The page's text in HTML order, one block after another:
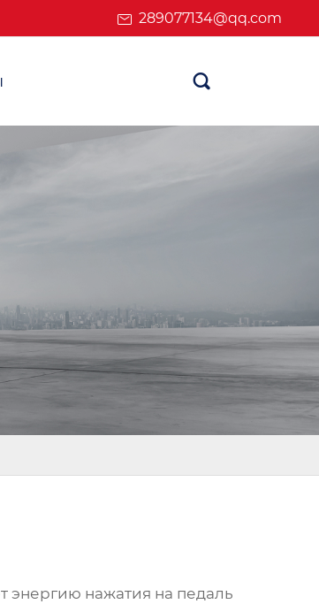
289077134@qq.com

энергию нажатия на педаль